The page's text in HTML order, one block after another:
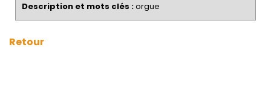
Description et mots clés :orgue
Retour